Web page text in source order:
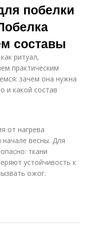
побелки
составы
ритуал,
практическим
зачем она нужна
и какой состав
от нагрева
весны. Для
ткани
устойчивость к
ожог.